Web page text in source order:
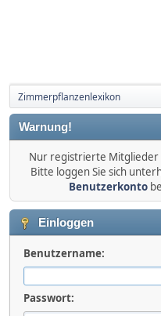
Zimmerpflanzenlexikon
Warnung!
Nur registrierte Mitglieder
Bitte loggen Sie sich
Benutzerkonto
Einloggen
Benutzername:
Passwort: